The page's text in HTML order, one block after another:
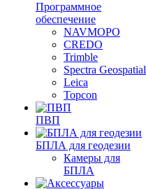
Программное
обеспечение
NAVMOPO
CREDO
Trimble
Spectra Geospatial
Leica
Topcon
ПВП
БПЛА для геодезии
Камеры для
БПЛА